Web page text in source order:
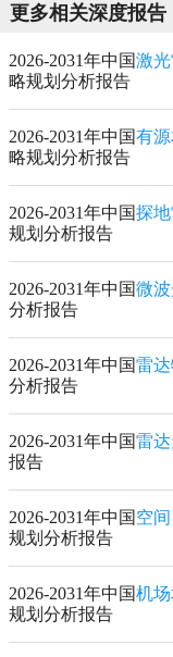
更多相关深度报告
2026-2031年中国激光
略规划分析报告
2026-2031年中国有
略规划分析报告
2026-2031年中国探地
规划分析报告
2026-2031年中国微
分析报告
2026-2031年中国雷
分析报告
2026-2031年中国雷
报告
2026-2031年中国 空
规划分析报告
2026-2031年中国机
规划分析报告